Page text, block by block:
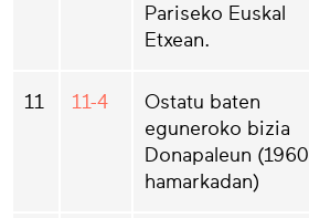
Pariseko Euskal
Etxean.
11 11-4
Ostatu baten
eguneroko bizia
Donapaleun (1960
hamarkadan)